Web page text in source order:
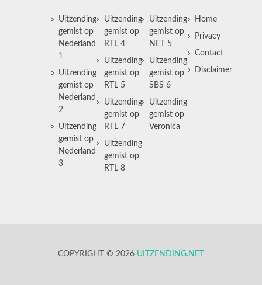
Uitzending
gemist op
Nederland
1
Uitzending
gemist op
Nederland
2
Uitzending
gemist op
Nederland
3
Uitzending
gemist op
RTL 4
Uitzending
gemist op
RTL 5
Uitzending
gemist op
RTL 7
Uitzending
gemist op
RTL 8
Uitzending
gemist op
NET 5
Uitzending
gemist op
SBS 6
Uitzending
gemist op
Veronica
Home
Privacy
Contact
Disclaimer
COPYRIGHT © 2026 UITZENDING.NET